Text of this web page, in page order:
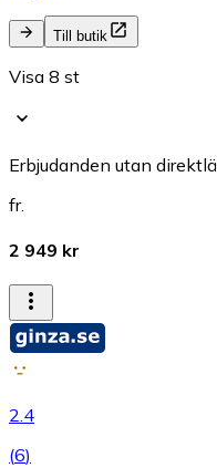
Till butik
Visa 8 st
Erbjudanden utan
fr.
2 949 kr
2.4
(6)